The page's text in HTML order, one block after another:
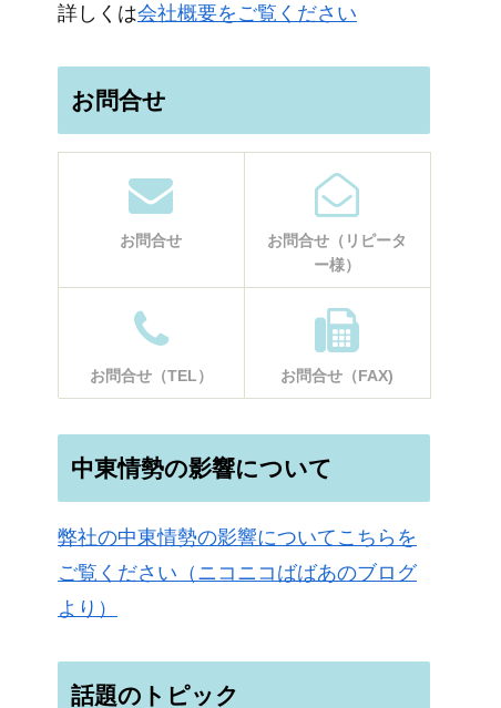
詳しくは会社概要をご覧ください
お問合せ
お問合せ
お問合せ（リピータ
ー様）
お問合せ（TEL） お問合せ（FAX)
中東情勢の影響について
弊社の中東情勢の影響についてこちらを
ご覧ください（ニコニコばばあのブログ
より）
話題のトピック